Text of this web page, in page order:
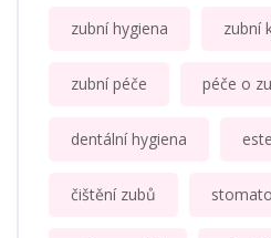
zubní hygiena zubní
zubní péče péče o
dentální hygiena
čištění zubů